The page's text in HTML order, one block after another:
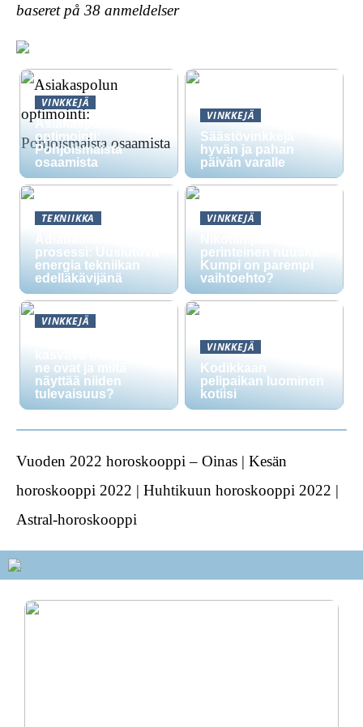
baseret på 38 anmeldelser
VINKKEJÄ
Asiakaspolun
optimointi:
Pohjoismaista
osaamista
VINKKEJÄ
Säästövinkkejä
hyvän ja pahan
päivän varalle
TEKNIIKKA
prosessi: Uusiutuva
energia tekniikan
edelläkävijänä
VINKKEJÄ
perinteinen nuuska:
Kumpi on parempi
vaihtoehto?
VINKKEJÄ
ne ovat ja miltä
näyttää niiden
tulevaisuus?
VINKKEJÄ
Kodikkaan
pelipaikan luominen
kotiisi
Vuoden 2022 horoskooppi – Oinas | Kesän
horoskooppi 2022 | Huhtikuun horoskooppi 2022 |
Astral-horoskooppi